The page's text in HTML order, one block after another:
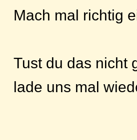
Mach mal richtig
Tust du das nicht
lade uns mal